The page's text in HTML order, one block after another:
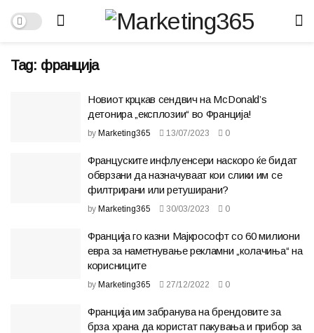
Tag: франција
Новиот крцкав сендвич на McDonald’s
детонира „експлозии“ во Франција!
by Marketing365 13/07/2023 0
Француските инфлуенсери наскоро ќе бидат
обврзани да назначуваат кои слики им се
филтрирани или ретуширани?
by Marketing365 30/03/2023 0
Франција го казни Мајкрософт со 60 милиони
евра за наметнување рекламни „колачиња“ на
корисниците
by Marketing365 27/12/2022 0
Франција им забранува на брендовите за
брза храна да користат пакувања и прибор за